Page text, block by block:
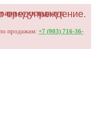
со склада в г.
продажам: +7 (903) 716-36-
предупреждение.